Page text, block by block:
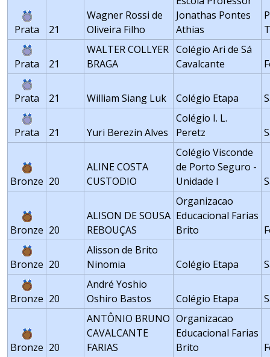
Prata 21
Wagner Rossi de
Oliveira Filho
Jonathas Pontes
Athias
Prata 21
WALTER COLLYER
BRAGA
Colégio Ari de Sá
Cavalcante
Prata 21 William Siang Luk Colégio Etapa
Prata 21 Yuri Berezin Alves
Colégio I. L.
Peretz
Bronze 20
ALINE COSTA
CUSTODIO
Colégio Visconde
de Porto Seguro -
Unidade I
Bronze 20
ALISON DE SOUSA
REBOUÇAS
Organizacao
Educacional Farias
Brito
Bronze 20
Alisson de Brito
Ninomia
Colégio Etapa
Bronze 20
André Yoshio
Oshiro Bastos
Colégio Etapa
Bronze 20
ANTÔNIO BRUNO
CAVALCANTE
FARIAS
Organizacao
Educacional Farias
Brito